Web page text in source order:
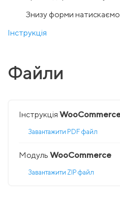
Знизу форми натискаємо
Інструкція
Файли
Інструкція
Завантажити PDF файл
Модуль WooCommerce
Завантажити ZIP файл